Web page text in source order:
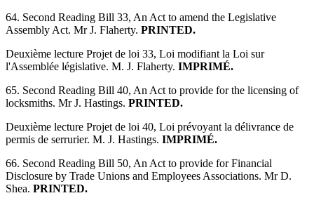
64. Second Reading Bill 33, An Act to amend the Legislative
Assembly Act. Mr J. Flaherty. PRINTED.
Deuxième lecture Projet de loi 33, Loi modifiant la Loi sur
l'Assemblée législative. M. J. Flaherty. IMPRIMÉ.
65. Second Reading Bill 40, An Act to provide for the licensing of
locksmiths. Mr J. Hastings. PRINTED.
Deuxième lecture Projet de loi 40, Loi prévoyant la délivrance de
permis de serrurier. M. J. Hastings. IMPRIMÉ.
66. Second Reading Bill 50, An Act to provide for Financial
Disclosure by Trade Unions and Employees Associations. Mr D.
Shea. PRINTED.